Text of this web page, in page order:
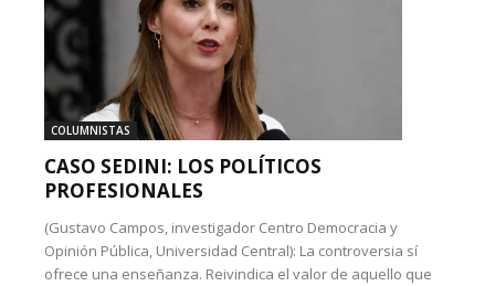
COLUMNISTAS
CASO SEDINI: LOS POLÍTICOS
PROFESIONALES
(Gustavo Campos, investigador Centro Democracia y
Opinión Pública, Universidad Central): La controversia sí
ofrece una enseñanza. Reivindica el valor de aquello que